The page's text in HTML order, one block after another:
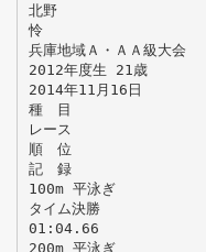
北野
怜
兵庫地域Ａ・ＡＡ級大会
2012年度生 21歳
2014年11月16日
種 目
レース
順 位
記 録
100m 平泳ぎ
タイム決勝
01:04.66
200m 平泳ぎ